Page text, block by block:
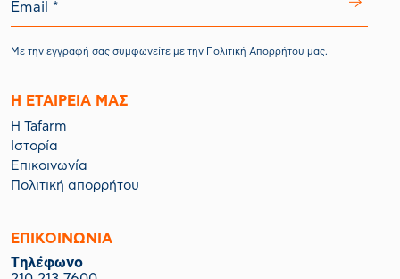
Με την εγγραφή σας συμφωνείτε με την Πολιτική Απορρήτου μας.
Η ΕΤΑΙΡΕΙΑ ΜΑΣ
Η Tafarm
Ιστορία
Επικοινωνία
Πολιτική απορρήτου
ΕΠΙΚΟΙΝΩΝΙΑ
Tηλέφωνο